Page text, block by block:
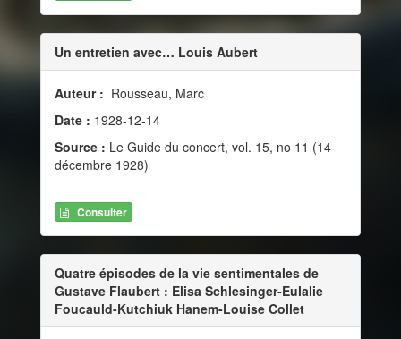
Un entretien avec… Louis Aubert
Auteur : Rousseau, Marc
Date : 1928-12-14
Source : Le Guide du concert, vol. 15, no 11 (14
décembre 1928)
Consulter
Quatre épisodes de la vie sentimentales de
Gustave Flaubert : Elisa Schlesinger-Eulalie
Foucauld-Kutchiuk Hanem-Louise Collet